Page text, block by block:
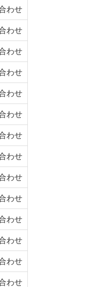
わせ
わせ
わせ
わせ
わせ
わせ
わせ
わせ
わせ
わせ
わせ
わせ
わせ
わせ